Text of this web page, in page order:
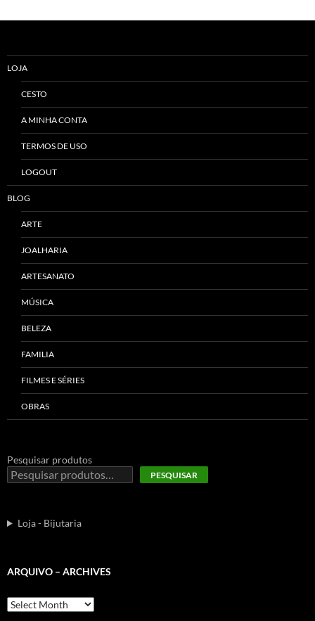
LOJA
CESTO
A MINHA CONTA
TERMOS DE USO
LOGOUT
BLOG
ARTE
JOALHARIA
ARTESANATO
MÚSICA
BELEZA
FAMILIA
FILMES E SÉRIES
OBRAS
Pesquisar produtos
PESQUISAR
Loja - Bijutaria
ARQUIVO – ARCHIVES
Arquivo
–